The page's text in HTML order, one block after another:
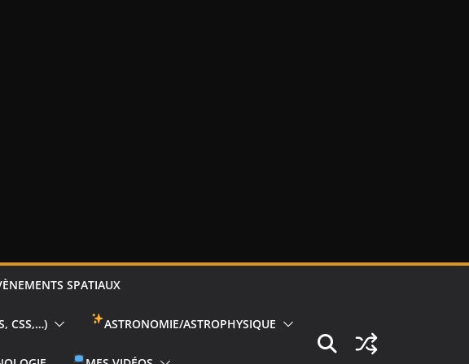
SPATIAUX
CSS,…) ASTRONOMIE/ASTROPHYSIQUE